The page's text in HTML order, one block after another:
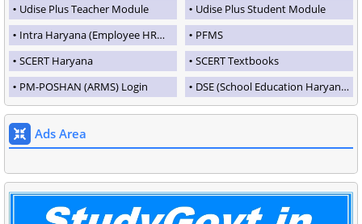
Udise Plus Teacher Module
Udise Plus Student Module
Intra Haryana (Employee HRMS Portal)
PFMS
SCERT Haryana
SCERT Textbooks
PM-POSHAN (ARMS) Login
DSE (School Education Haryana)
Ads Area